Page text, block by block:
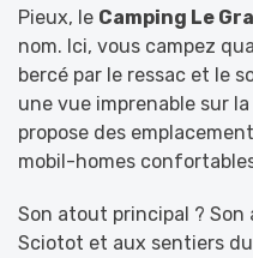
Pieux, le Camping Le
nom. Ici, vous campez
bercé par le ressac et le
une vue imprenable sur
propose des
mobil-homes
Son atout principal ? Son
Sciotot et aux sentiers